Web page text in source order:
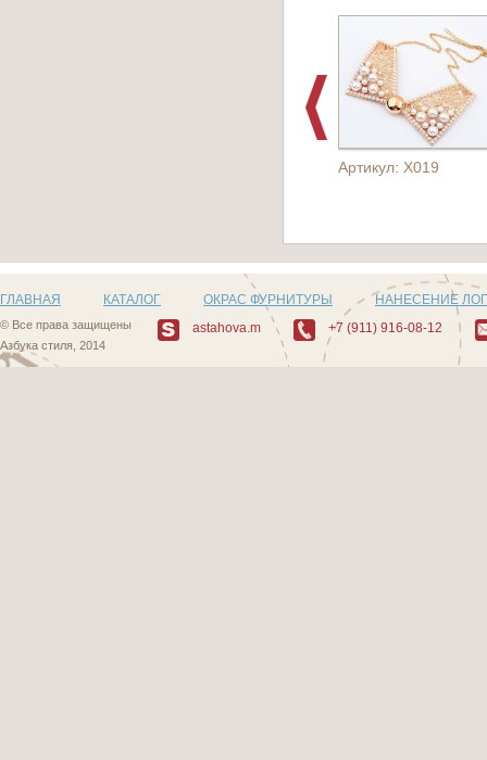
Артикул: X019
ГЛАВНАЯ КАТАЛОГ ОКРАС ФУРНИТУРЫ НАНЕСЕНИЕ
© Все права защищены
Азбука стиля, 2014
astahova.m +7 (911) 916-08-12